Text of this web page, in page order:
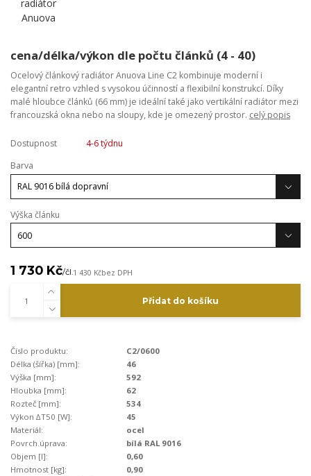
cena/délka/výkon dle počtu článků (4 - 40)
Ocelový článkový radiátor Anuova Line C2 kombinuje moderní i
elegantní retro vzhled s vysokou účinností a flexibilní konstrukcí. Díky
malé hloubce článků (66 mm) je ideální také jako vertikální radiátor mezi
francouzská okna nebo na sloupy, kde je omezený prostor. celý popis
Dostupnost
4-6 týdnu
Barva
Výška článku
1 730 Kč/čl.1 430 Kčbez DPH
Přidat do košíku
Číslo produktu:
C2/0600
Délka (šířka) [mm]:
46
Výška [mm]:
592
Hloubka [mm]:
62
Rozteč [mm]:
534
Výkon ∆T50 [W]:
45
Materiál:
ocel
Povrch.úprava:
bílá RAL 9016
Objem [l]:
0,60
Hmotnost [kg]:
0,90